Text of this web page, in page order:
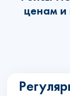
ценам и